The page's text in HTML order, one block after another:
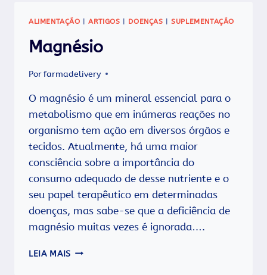
CREME
ALTA
PERFORMANCE
BAIXO
ALIMENTAÇÃO |ARTIGOS DOENÇAS |SUPLEMENTAÇÃO
Magnésio
Porfarmadelivery
O magnésio é um mineral essencial para o
metabolismo que em inúmeras reações no
organismo tem ação em diversos órgãos e
tecidos. Atualmente, há uma maior
consciência sobre a importância do
consumo adequado de desse nutriente e o
seu papel terapêutico em determinadas
doenças, mas sabe-se que a deficiência de
magnésio muitas vezes é ignorada….
LEIA MAIS MAGNÉSIO